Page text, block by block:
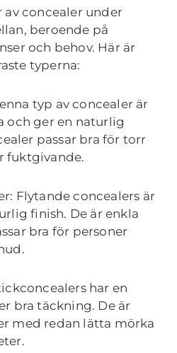
av concealer under
beroende på
och behov. Här är
typerna:
typ av concealer är
och ger en naturlig
passar bra för torr
fuktgivande.
Flytande concealers är
finish. De är enkla
bra för personer
har en
bra täckning. De är
med redan lätta mörka